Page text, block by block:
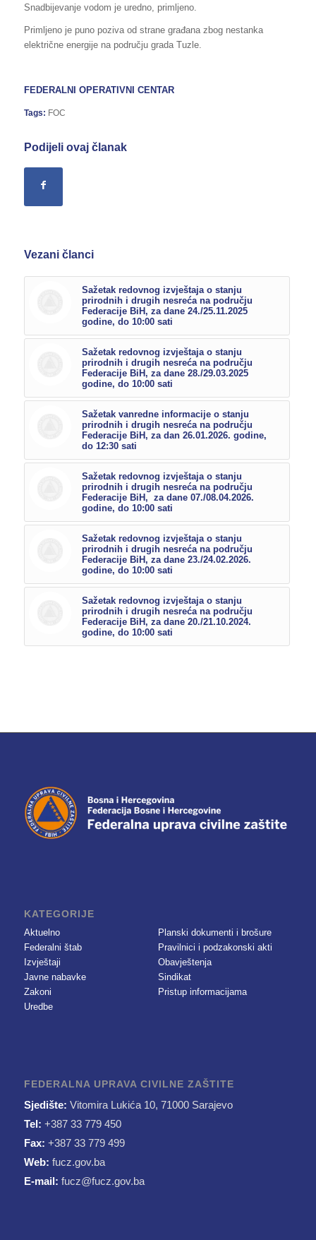
Snadbijevanje vodom je uredno, primljeno.
Primljeno je puno poziva od strane građana zbog nestanka
električne energije na području grada Tuzle.
FEDERALNI OPERATIVNI CENTAR
Tags: FOC
Podijeli ovaj članak
Vezani članci
Sažetak redovnog izvještaja o stanju
prirodnih i drugih nesreća na području
Federacije BiH, za dane 24./25.11.2025
godine, do 10:00 sati
Sažetak redovnog izvještaja o stanju
prirodnih i drugih nesreća na području
Federacije BiH, za dane 28./29.03.2025
godine, do 10:00 sati
Sažetak vanredne informacije o stanju
prirodnih i drugih nesreća na području
Federacije BiH, za dan 26.01.2026. godine,
do 12:30 sati
Sažetak redovnog izvještaja o stanju
prirodnih i drugih nesreća na području
Federacije BiH, za dane 07./08.04.2026.
godine, do 10:00 sati
Sažetak redovnog izvještaja o stanju
prirodnih i drugih nesreća na području
Federacije BiH, za dane 23./24.02.2026.
godine, do 10:00 sati
Sažetak redovnog izvještaja o stanju
prirodnih i drugih nesreća na području
Federacije BiH, za dane 20./21.10.2024.
godine, do 10:00 sati
KATEGORIJE
Aktuelno
Federalni štab
Izvještaji
Javne nabavke
Zakoni
Uredbe
Planski dokumenti i brošure
Pravilnici i podzakonski akti
Obavještenja
Sindikat
Pristup informacijama
FEDERALNA UPRAVA CIVILNE ZAŠTITE
Sjedište: Vitomira Lukića 10, 71000 Sarajevo
Tel: +387 33 779 450
Fax: +387 33 779 499
Web: fucz.gov.ba
E-mail: fucz@fucz.gov.ba